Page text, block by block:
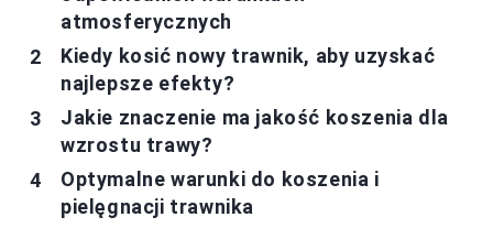
atmosferycznych
Kiedy kosić nowy trawnik, aby uzyskać
najlepsze efekty?
Jakie znaczenie ma jakość koszenia dla
wzrostu trawy?
Optymalne warunki do koszenia i
pielęgnacji trawnika